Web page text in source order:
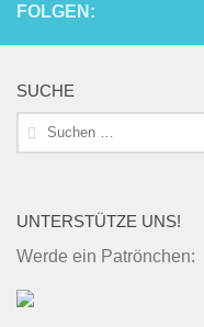
FOLGEN:
SUCHE
Suchen
nach:
UNTERSTÜTZE UNS!
Werde ein Patrönchen: